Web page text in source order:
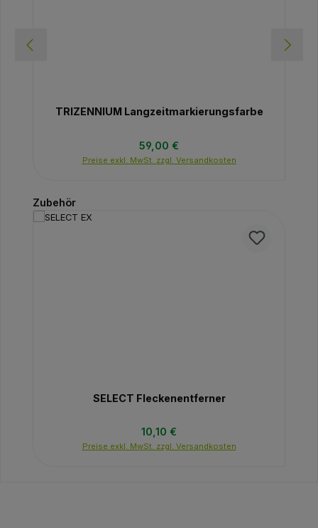
TRIZENNIUM Langzeitmarkierungsfarbe
Regulärer Preis:
59,00 €
Preise exkl. MwSt. zzgl. Versandkosten
Produktgalerie überspringen
Zubehör
SELECT Fleckenentferner
Regulärer Preis:
10,10 €
Preise exkl. MwSt. zzgl. Versandkosten